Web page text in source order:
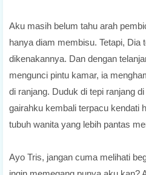
Aku masih belum tahu arah
hanya diam membisu. Tetapi, Dia
dikenakannya. Dan dengan
mengunci pintu kamar, ia
di ranjang. Duduk di tepi ranjang
gairahku kembali terpacu kendati
tubuh wanita yang lebih pantas
Ayo Tris, jangan cuma melihati